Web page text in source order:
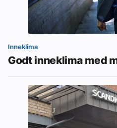
Inneklima
Godt inneklima med